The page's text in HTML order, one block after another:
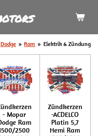
Dodge » Ram » Elektrik & Zündung
- Mopar
Ram
2500
Zündkerzen
-ACDELCO
Platin 5,7
Hemi Ram